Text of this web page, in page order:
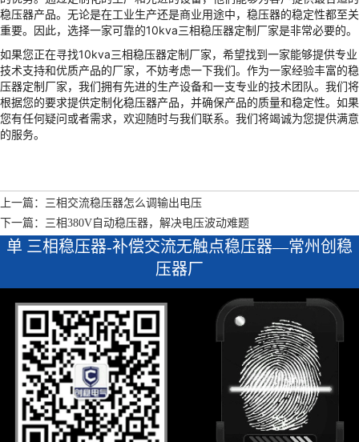
稳压器产品。无论是在工业生产还是商业用途中，稳压器的稳定性都至关
重要。因此，选择一家可靠的10kva三相稳压器定制厂家是非常必要的。
如果您正在寻找10kva三相稳压器定制厂家，希望找到一家能够提供专业
技术支持和优质产品的厂家，不妨考虑一下我们。作为一家经验丰富的稳
压器定制厂家，我们拥有先进的生产设备和一支专业的技术团队。我们将
根据您的要求提供定制化稳压器产品，并确保产品的质量和稳定性。如果
您有任何疑问或者需求，欢迎随时与我们联系。我们将竭诚为您提供满意
的服务。
上一篇：三相交流稳压器怎么调输出电压
下一篇：三相380V自动稳压器，解决电压波动难题
单 三相稳压器-补偿交流无触点稳压器—常州创稳
压器厂